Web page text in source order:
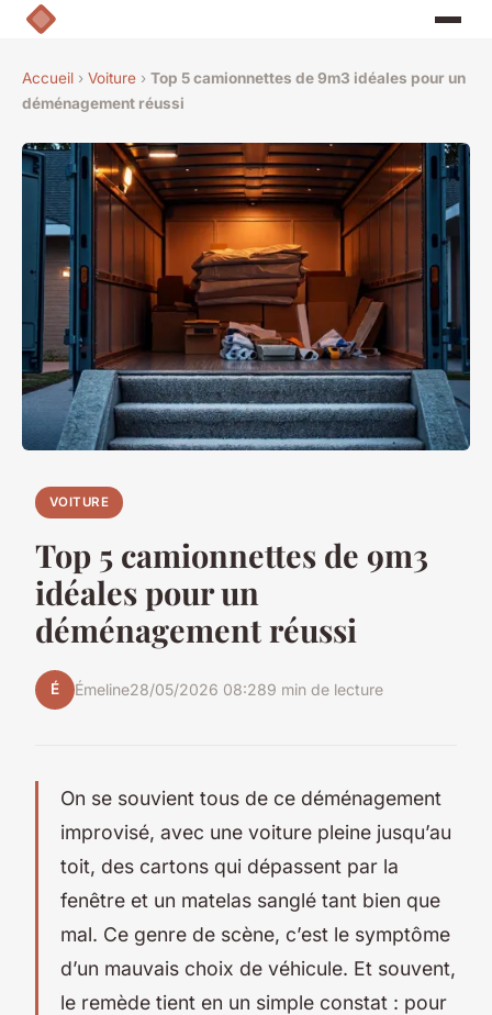
Accueil › Voiture › Top 5 camionnettes de 9m3 idéales pour un
déménagement réussi
VOITURE
Top 5 camionnettes de 9m3
idéales pour un
déménagement réussi
É Émeline28/05/2026 08:289 min de lecture
On se souvient tous de ce déménagement
improvisé, avec une voiture pleine jusqu’au
toit, des cartons qui dépassent par la
fenêtre et un matelas sanglé tant bien que
mal. Ce genre de scène, c’est le symptôme
d’un mauvais choix de véhicule. Et souvent,
le remède tient en un simple constat : pour